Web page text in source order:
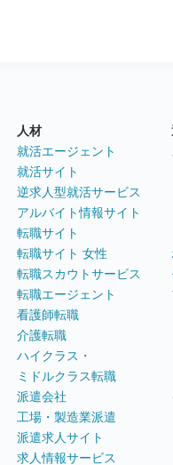
人材
就活エージェント
就活サイト
逆求人型就活サービス
アルバイト情報サイト
転職サイト
転職サイト 女性
転職スカウトサービス
転職エージェント
看護師転職
介護転職
ハイクラス・
ミドルクラス転職
派遣会社
工場・製造業派遣
派遣求人サイト
求人情報サービス